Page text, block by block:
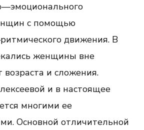
с помощью
движения. В
женщины вне
возраста и сложения.
и в настоящее
многими ее
Основной отличительной